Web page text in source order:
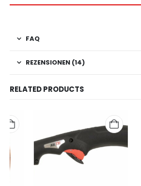
FAQ
REZENSIONEN (14)
RELATED PRODUCTS